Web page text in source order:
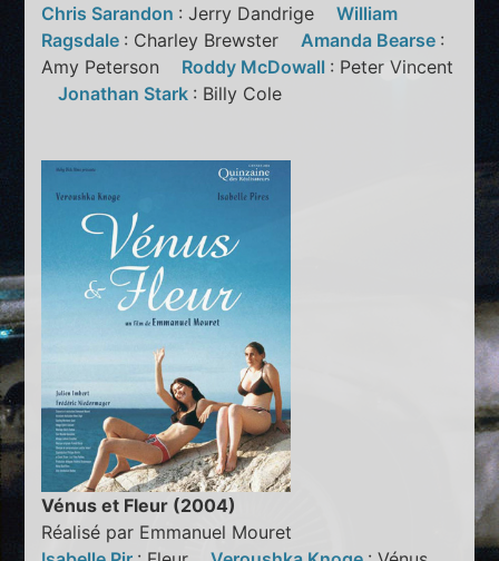
Chris Sarandon : Jerry DandrigeWilliam
Ragsdale : Charley Brewster Amanda Bearse :
Amy Peterson Roddy McDowall : Peter Vincent
Jonathan Stark : Billy Cole
Vénus et Fleur (2004)
Réalisé par Emmanuel Mouret